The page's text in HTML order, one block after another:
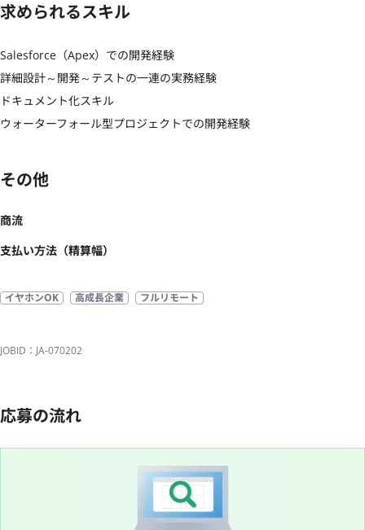
求められるスキル
Salesforce（Apex）での開発経験
詳細設計～開発～テストの一連の実務経験
ドキュメント化スキル
ウォーターフォール型プロジェクトでの開発経験
その他
商流
支払い方法（精算幅）
イヤホンOK 高成長企業 フルリモート
JOBID：JA-070202
応募の流れ